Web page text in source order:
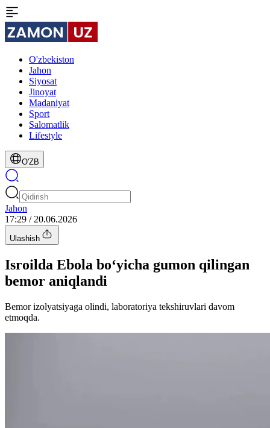
O'zbekiston
Jahon
Siyosat
Jinoyat
Madaniyat
Sport
Salomatlik
Lifestyle
O'ZB
Jahon
17:29 / 20.06.2026
Ulashish
Isroilda Ebola bo‘yicha gumon qilingan
bemor aniqlandi
Bemor izolyatsiyaga olindi, laboratoriya tekshiruvlari davom
etmoqda.